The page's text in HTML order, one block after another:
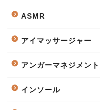
ASMR
アイマッサージャー
アンガーマネジメント
インソール